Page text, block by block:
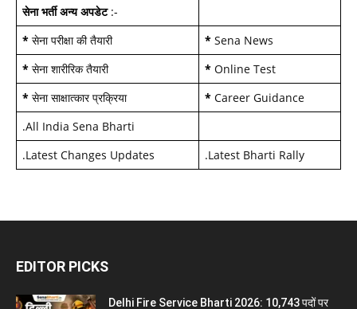
सेना भर्ती अन्य अपडेट:-
* सेना परीक्षा की तैयारी * Sena News
* सेना शारीरिक तैयारी * Online Test
* सेना साक्षात्कार प्रक्रिया * Career Guidance
.All India Sena Bharti
.Latest Changes Updates .Latest Bharti Rally
EDITOR PICKS
Delhi Fire Service Bharti 2026: 10,743 पदों पर